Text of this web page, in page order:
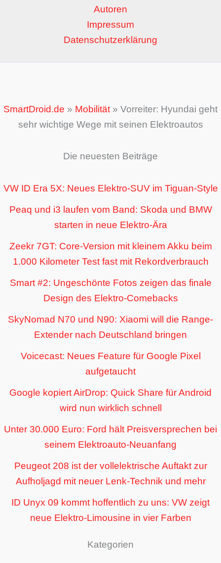
Autoren
Impressum
Datenschutzerklärung
SmartDroid.de » Mobilität » Vorreiter: Hyundai geht
sehr wichtige Wege mit seinen Elektroautos
Die neuesten Beiträge
VW ID Era 5X: Neues Elektro-SUV im Tiguan-Style
Peaq und i3 laufen vom Band: Skoda und BMW
starten in neue Elektro-Ära
Zeekr 7GT: Core-Version mit kleinem Akku beim
1.000 Kilometer Test fast mit Rekordverbrauch
Smart #2: Ungeschönte Fotos zeigen das finale
Design des Elektro-Comebacks
SkyNomad N70 und N90: Xiaomi will die Range-
Extender nach Deutschland bringen
Voicecast: Neues Feature für Google Pixel
aufgetaucht
Google kopiert AirDrop: Quick Share für Android
wird nun wirklich schnell
Unter 30.000 Euro: Ford hält Preisversprechen bei
seinem Elektroauto-Neuanfang
Peugeot 208 ist der vollelektrische Auftakt zur
Aufholjagd mit neuer Lenk-Technik und mehr
ID Unyx 09 kommt hoffentlich zu uns: VW zeigt
neue Elektro-Limousine in vier Farben
Kategorien